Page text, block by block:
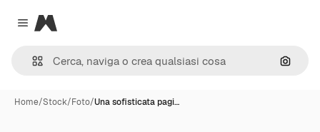
Close menu
Magnific
Cerca
Home/Stock/Foto/Una sofisticata pagi…